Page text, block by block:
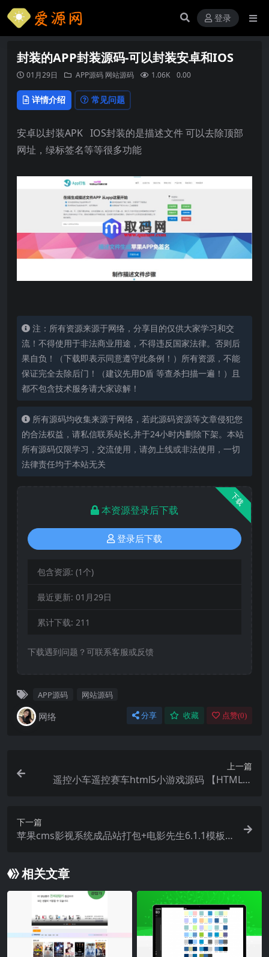
登录
封装的APP封装源码-可以封装安卓和IOS
01月29日 APP源码 网站源码 1.06K 0.00
详情介绍 常见问题
安卓以封装APK IOS封装的是描述文件 可以去除顶部
网址，绿标签名等等很多功能
注：所有资源来源于网络，分享目的仅供大家学习和交
流！不得使用于非法商业用途，不得违反国家法律。否则后
果自负！（下载即表示同意遵守此条例！）所有资源，不能
保证完全去除后门！（建议先用D盾 等查杀扫描一遍！）且
都不包含技术服务请大家谅解！
所有源码均收集来源于网络，若此源码资源等文章侵犯您
的合法权益，请私信联系站长,并于24小时内删除下架。本站
所有源码仅限学习，交流使用，请勿上线或非法使用，一切
法律责任均于本站无关
下载
本资源登录后下载
登录后下载
包含资源: (1个)
最近更新: 01月29日
累计下载: 211
下载遇到问题？可联系客服或反馈
APP源码 网站源码
网络 分享 收藏 点赞(0)
上一篇
遥控小车遥控赛车html5小游戏源码 【HTML游
下一篇
苹果cms影视系统成品站打包+电影先生6.1.1模板
相关文章